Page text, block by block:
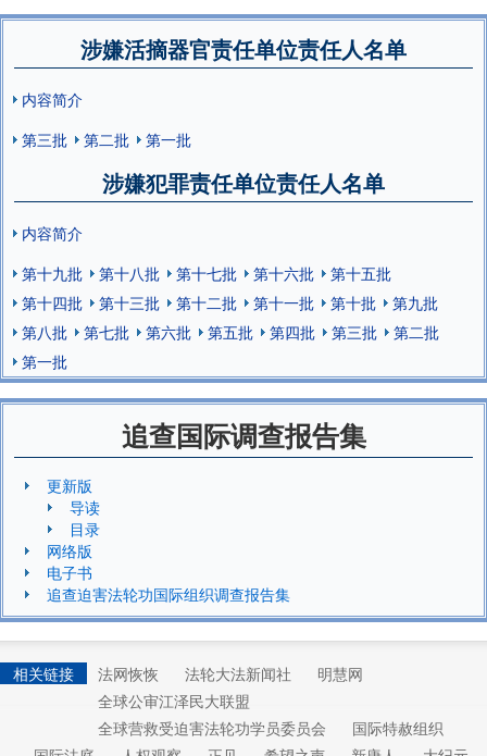
涉嫌活摘器官责任单位责任人名单
内容简介
第三批
第二批 第一批
涉嫌犯罪责任单位责任人名单
内容简介
第十九批
第十八批 第十七批 第十六批
第十五批
第十四批
第十三批 第十二批 第十一批 第十批
第九批
第八批
第七批 第六批 第五批 第四批 第三批
第二批
第一批
追查国际调查报告集
更新版
导读
目录
网络版
电子书
追查迫害法轮功国际组织调查报告集
相关链接 法网恢恢 法轮大法新闻社
明慧网
全球公审江泽民大联盟
全球营救受迫害法轮功学员委员会
国际特赦组织